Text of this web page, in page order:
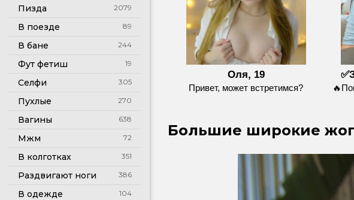
Пизда 2079
В поезде 89
В бане 244
Фут фетиш 19
Селфи 305
Пухлые 270
Вагины 638
Мжм 72
В колготках 351
Раздвигают ноги 386
В одежде 104
Оля, 19
Привет, может встретимся?
Большие широкие